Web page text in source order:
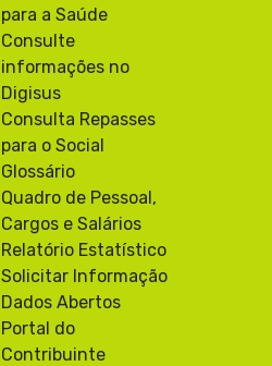
para a Saúde
Consulte
informações no
Digisus
Consulta Repasses
para o Social
Glossário
Quadro de Pessoal,
Cargos e Salários
Relatório Estatístico
Solicitar Informação
Dados Abertos
Portal do
Contribuinte